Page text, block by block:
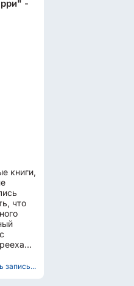
-
книги,
что
запись...